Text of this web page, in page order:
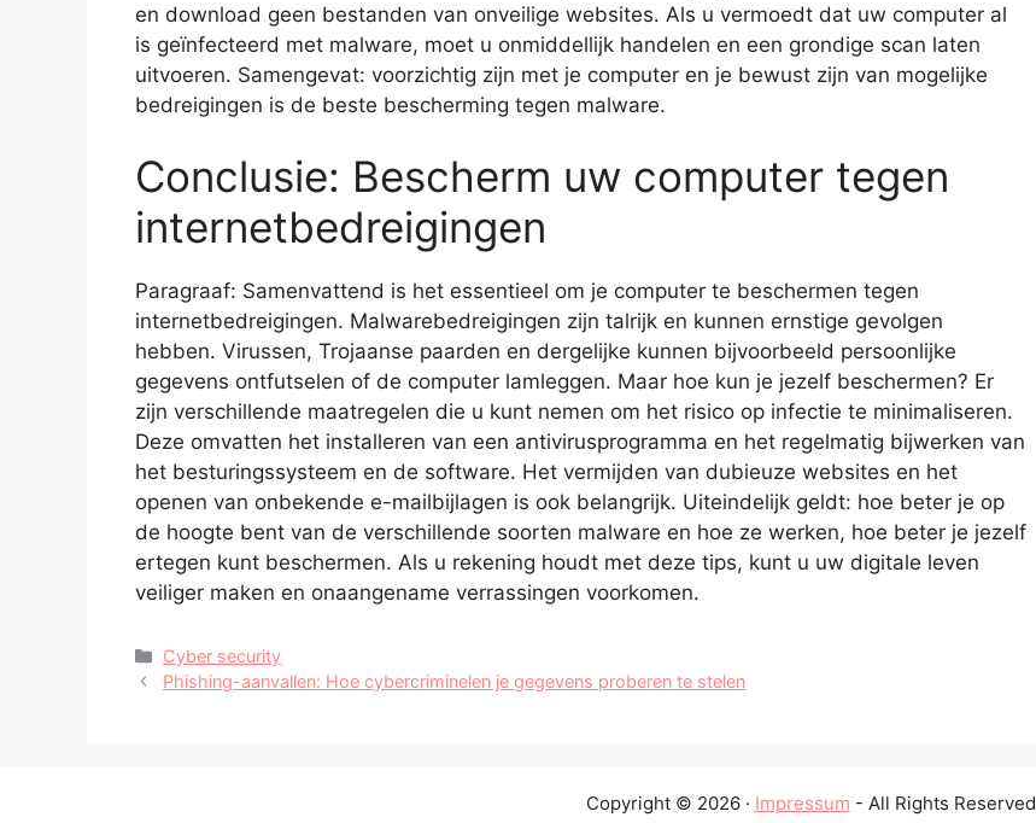
en download geen bestanden van onveilige websites. Als u vermoedt dat uw computer al
is geïnfecteerd met malware, moet u onmiddellijk handelen en een grondige scan laten
uitvoeren. Samengevat: voorzichtig zijn met je computer en je bewust zijn van mogelijke
bedreigingen is de beste bescherming tegen malware.
Conclusie: Bescherm uw computer tegen
internetbedreigingen
Paragraaf: Samenvattend is het essentieel om je computer te beschermen tegen
internetbedreigingen. Malwarebedreigingen zijn talrijk en kunnen ernstige gevolgen
hebben. Virussen, Trojaanse paarden en dergelijke kunnen bijvoorbeeld persoonlijke
gegevens ontfutselen of de computer lamleggen. Maar hoe kun je jezelf beschermen? Er
zijn verschillende maatregelen die u kunt nemen om het risico op infectie te minimaliseren.
Deze omvatten het installeren van een antivirusprogramma en het regelmatig bijwerken van
het besturingssysteem en de software. Het vermijden van dubieuze websites en het
openen van onbekende e-mailbijlagen is ook belangrijk. Uiteindelijk geldt: hoe beter je op
de hoogte bent van de verschillende soorten malware en hoe ze werken, hoe beter je jezelf
ertegen kunt beschermen. Als u rekening houdt met deze tips, kunt u uw digitale leven
veiliger maken en onaangename verrassingen voorkomen.
Categorieën
Cyber security
Phishing-aanvallen: Hoe cybercriminelen je gegevens proberen te stelen
Copyright © 2026 · Impressum - All Rights Reserved